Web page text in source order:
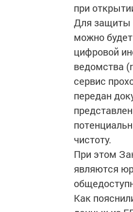
при
Для защиты
можно
цифровой
ведомства
сервис
передан
чистоту.
При этом
являются
Как